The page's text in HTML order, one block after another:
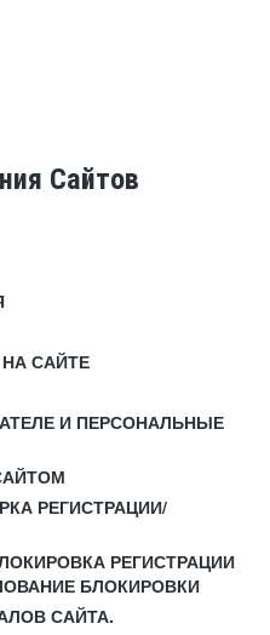
Сайтов
САЙТЕ
И ПЕРСОНАЛЬНЫЕ
РЕГИСТРАЦИИ/
РЕГИСТРАЦИИ
БЛОКИРОВКИ
САЙТА.